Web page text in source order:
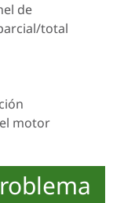
de
total
motor